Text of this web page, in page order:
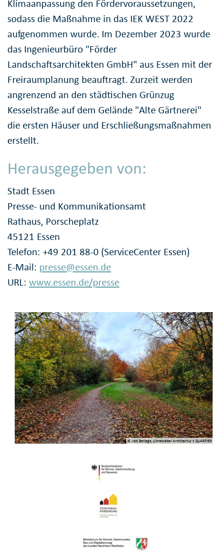
Klimaanpassung den Fördervoraussetzungen,
sodass die Maßnahme in das IEK WEST 2022
aufgenommen wurde. Im Dezember 2023 wurde
das Ingenieurbüro "Förder
Landschaftsarchitekten GmbH" aus Essen mit der
Freiraumplanung beauftragt. Zurzeit werden
angrenzend an den städtischen Grünzug
Kesselstraße auf dem Gelände "Alte Gärtnerei"
die ersten Häuser und Erschließungsmaßnahmen
erstellt.
Herausgegeben von:
Stadt Essen
Presse- und Kommunikationsamt
Rathaus, Porscheplatz
45121 Essen
Telefon: +49 201 88-0 (ServiceCenter Essen)
E-Mail: presse@essen.de
URL: www.essen.de/presse
© Jost Berlage, Linneweber Architektur + QUARTIER